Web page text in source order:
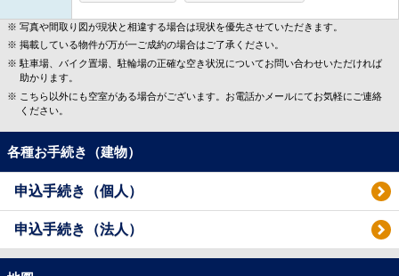
写真や間取り図が現状と相違する場合は現状を優先させていただきます。
掲載している物件が万が一ご成約の場合はご了承ください。
駐車場、バイク置場、駐輪場の正確な空き状況についてお問い合わせいただければ
助かります。
こちら以外にも空室がある場合がございます。お電話かメールにてお気軽にご連絡
ください。
各種お手続き（建物）
申込手続き（個人）
申込手続き（法人）